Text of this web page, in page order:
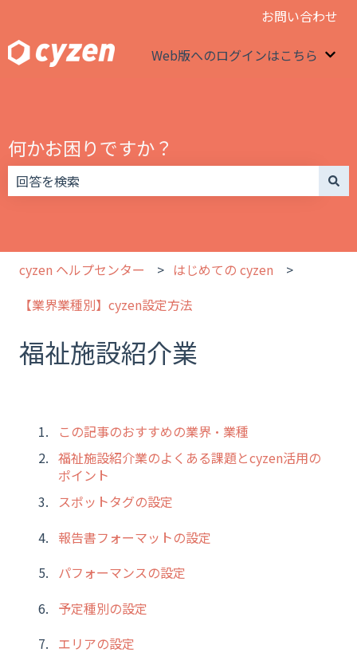
お問い合わせ
Web版へのログインはこちら
何かお困りですか？
cyzen ヘルプセンター
はじめての cyzen
【業界業種別】cyzen設定方法
福祉施設紹介業
この記事のおすすめの業界・業種
福祉施設紹介業のよくある課題とcyzen活用の
ポイント
スポットタグの設定
報告書フォーマットの設定
パフォーマンスの設定
予定種別の設定
エリアの設定